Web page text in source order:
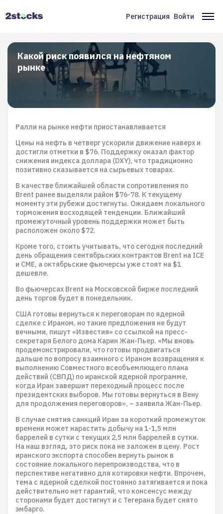
Меню
учётной
записи
пользователя
Регистрация Войти
Какой риск появился на нефтяном
рынке
Ралли на рынке нефти приостанавливается
Цены на нефть в четверг ускорили движение наверх и
достигли отметки в $76. Поддержку оказал фактор
снижения индекса доллара (DXY), что традиционно
позитивно сказывается на сырьевых товарах.
В качестве ближайшей области сопротивления по
Brent ранее выделяли район $76-78. К текущему
моменту эти рубежи достигнуты. Ожидаем локального
торможения восходящей тенденции. Ближайший
промежуточный уровень поддержки может быть
расположен около $72.
Кроме того, стоить учитывать, что сегодня последний
день обращения сентябрьских контрактов Brent на ICE
и CME, а октябрьские фьючерсы уже стоят на $1
дешевле.
Во фьючерсах Brent на Московской бирже последний
день торгов будет в понедельник.
США готовы вернуться к переговорам по ядерной
сделке с Ираном, но такие предложения не будут
вечными, пишут «Известия» со ссылкой на пресс-
секретаря Белого дома Карин Жан-Пьер. «Мы вновь
продемонстрировали, что готовы продвигаться
дальше по вопросу взаимного с Ираном возвращения к
выполнению Совместного всеобъемлющего плана
действий (СВПД) по иранской ядерной программе,
когда Иран завершит переходный процесс после
президентских выборов. Мы готовы вернуться в Вену
для продолжения переговоров», – заявила Жан-Пьер.
В случае снятия санкций Иран за короткий промежуток
времени может нарастить добычу на 1-1,5 млн
баррелей в сутки с текущих 2,5 млн баррелей в сутки.
На наш взгляд, это риск пока не заложен в цену. Рост
иранского экспорта способен вернуть рынок в
состояние локального перепроизводства, что в
перспективе негативно для котировки нефти. Впрочем,
тема с ядерной сделкой постоянно затягивается и пока
действительно нет гарантий, что консенсус между
сторонами будет достигнут и с Тегерана будет снято
эмбарго.